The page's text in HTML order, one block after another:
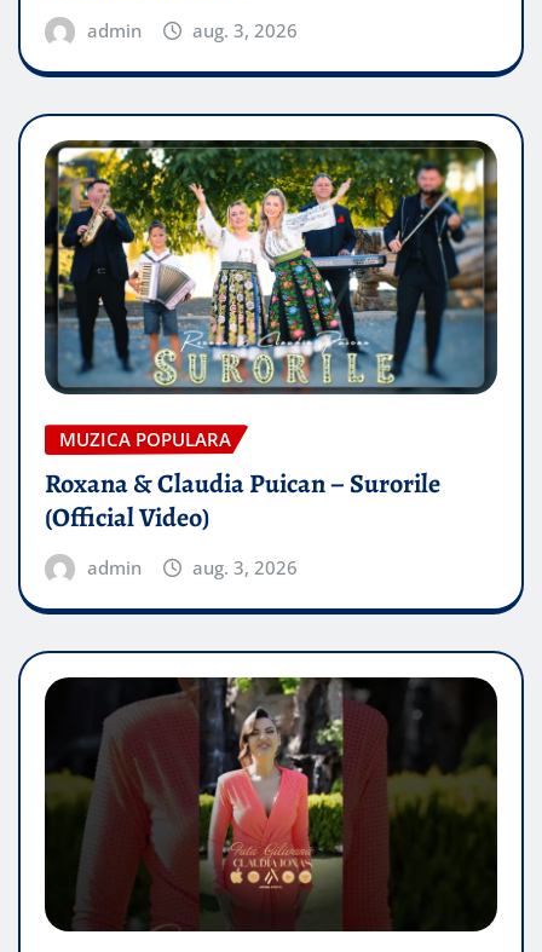
admin aug. 3, 2026
MUZICA POPULARA
Roxana & Claudia Puican – Surorile
(Official Video)
admin aug. 3, 2026